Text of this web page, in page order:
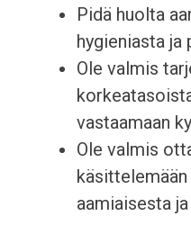
Pidä huolta
hygieniasta ja
Ole valmis
vastaamaan
Ole valmis
aamiaisesta